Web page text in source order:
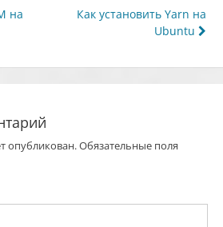
на
Как установить Yarn на
Ubuntu
опубликован.Обязательные поля